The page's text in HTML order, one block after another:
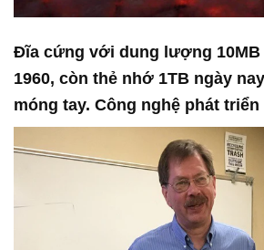
Đĩa cứng với dung lượng 10MB
1960, còn thẻ nhớ 1TB ngày
móng tay. Công nghệ phát